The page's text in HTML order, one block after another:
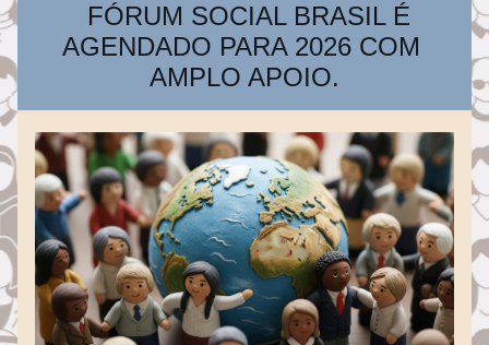
FÓRUM SOCIAL BRASIL É
AGENDADO PARA 2026 COM
AMPLO APOIO.